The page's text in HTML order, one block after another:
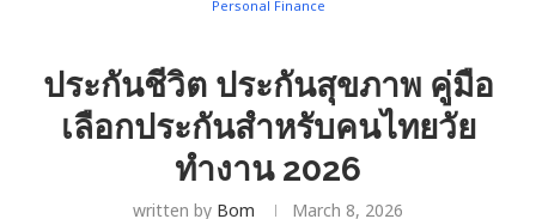
Personal Finance
ประกันชีวิต ประกันสุขภาพ คู่มือ
เลือกประกันสำหรับคนไทยวัย
ทำงาน 2026
written by Bom March 8, 2026